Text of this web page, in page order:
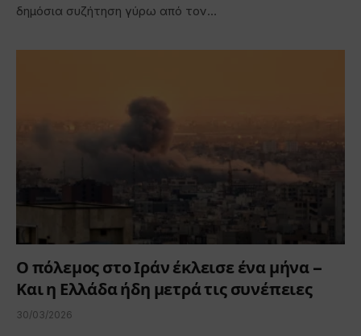
δημόσια συζήτηση γύρω από τον…
Ο πόλεμος στο Ιράν έκλεισε ένα μήνα –
Και η Ελλάδα ήδη μετρά τις συνέπειες
30/03/2026